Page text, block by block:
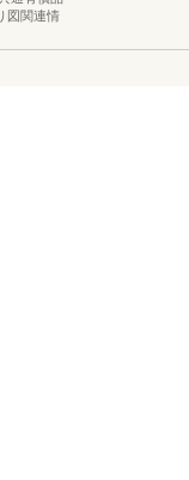
図関連情